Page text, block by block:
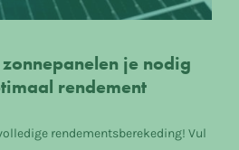
je nodig
rendement
rendementsberekeding! Vul